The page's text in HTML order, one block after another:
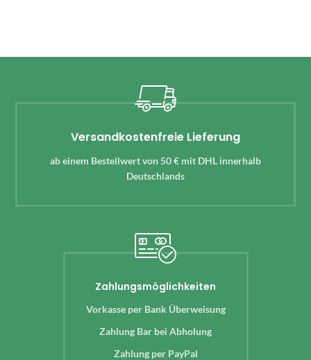
Versandkostenfreie Lieferung
ab einem Bestellwert von 50 € mit DHL innerhalb
Deutschlands
Zahlungsmöglichkeiten
Vorkasse per Bank Überweisung
Zahlung Bar bei Abholung
Zahlung per PayPal